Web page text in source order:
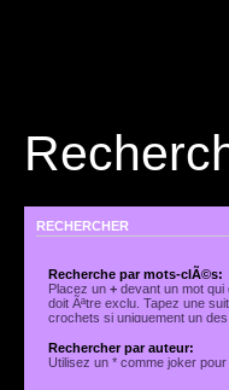
RECHERCHER
Recherche par mots-clÃ©s:
Placez un+ devant un mot
doit Ãªtre exclu. Tapez une
crochets si uniquement un
Rechercher par auteur:
Utilisez un * comme joker